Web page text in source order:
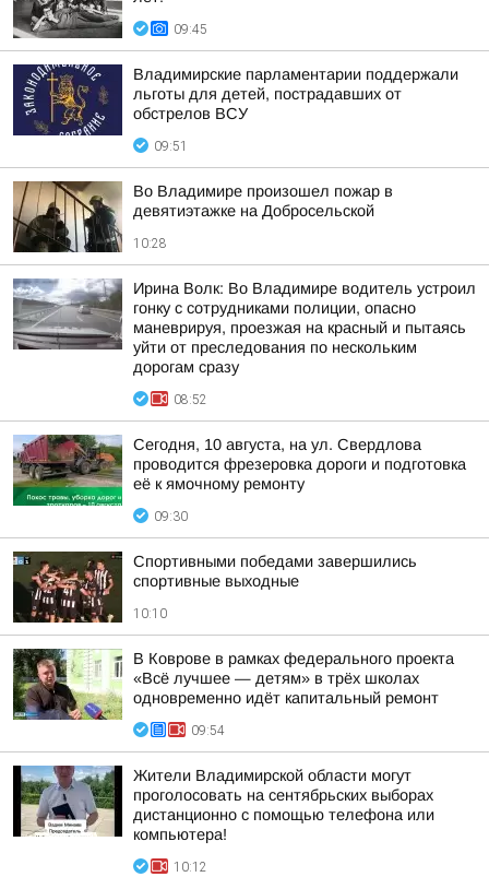
09:45
Владимирские парламентарии поддержали
льготы для детей, пострадавших от
обстрелов ВСУ
09:51
Во Владимире произошел пожар в
девятиэтажке на Добросельской
10:28
Ирина Волк: Во Владимире водитель устроил
гонку с сотрудниками полиции, опасно
маневрируя, проезжая на красный и пытаясь
уйти от преследования по нескольким
дорогам сразу
08:52
Сегодня, 10 августа, на ул. Свердлова
проводится фрезеровка дороги и подготовка
её к ямочному ремонту
09:30
Спортивными победами завершились
спортивные выходные
10:10
В Коврове в рамках федерального проекта
«Всё лучшее — детям» в трёх школах
одновременно идёт капитальный ремонт
09:54
Жители Владимирской области могут
проголосовать на сентябрьских выборах
дистанционно с помощью телефона или
компьютера!
10:12